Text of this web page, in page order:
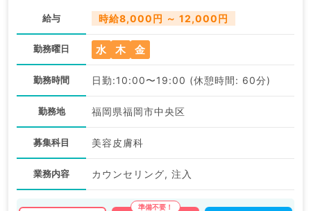
給与 時給8,000円 ～ 12,000円
勤務曜日 水 木 金
勤務時間 日勤:10:00〜19:00 (休憩時間: 60分)
勤務地 福岡県福岡市中央区
募集科目 美容皮膚科
業務内容 カウンセリング, 注入